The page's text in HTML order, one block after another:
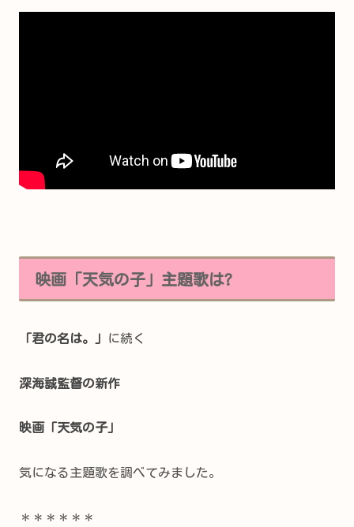
映画「天気の子」主題歌は?
「君の名は。」 に続く
深海誠監督の新作
映画「天気の子」
気になる主題歌を調べてみました。
＊＊＊＊＊＊